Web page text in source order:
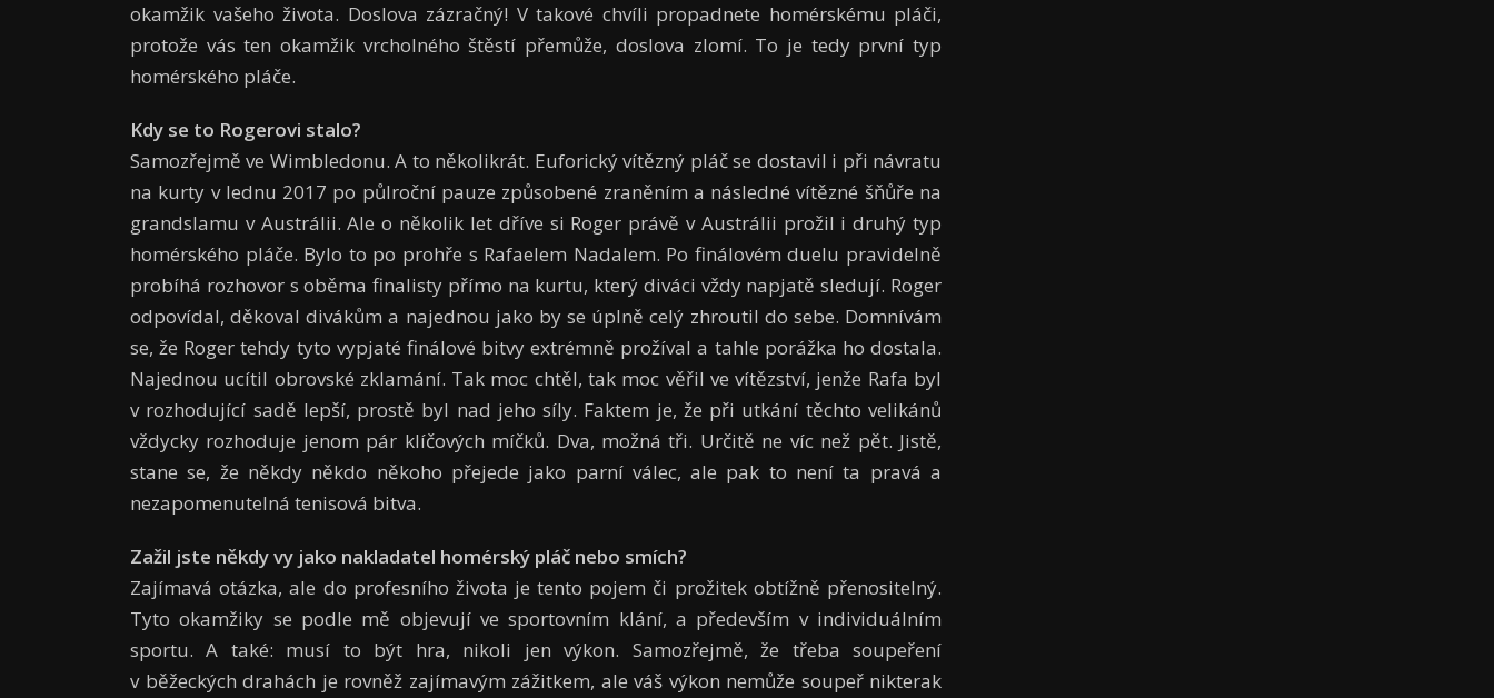
okamžik vašeho života. Doslova zázračný! V takové chvíli propadnete homérskému pláči,
protože vás ten okamžik vrcholného štěstí přemůže, doslova zlomí. To je tedy první typ
homérského pláče.
Kdy se to Rogerovi stalo?
Samozřejmě ve Wimbledonu. A to několikrát. Euforický vítězný pláč se dostavil i při návratu
na kurty v lednu 2017 po půlroční pauze způsobené zraněním a následné vítězné šňůře na
grandslamu v Austrálii. Ale o několik let dříve si Roger právě v Austrálii prožil i druhý typ
homérského pláče. Bylo to po prohře s Rafaelem Nadalem. Po finálovém duelu pravidelně
probíhá rozhovor s oběma finalisty přímo na kurtu, který diváci vždy napjatě sledují. Roger
odpovídal, děkoval divákům a najednou jako by se úplně celý zhroutil do sebe. Domnívám
se, že Roger tehdy tyto vypjaté finálové bitvy extrémně prožíval a tahle porážka ho dostala.
Najednou ucítil obrovské zklamání. Tak moc chtěl, tak moc věřil ve vítězství, jenže Rafa byl
v rozhodující sadě lepší, prostě byl nad jeho síly. Faktem je, že při utkání těchto velikánů
vždycky rozhoduje jenom pár klíčových míčků. Dva, možná tři. Určitě ne víc než pět. Jistě,
stane se, že někdy někdo někoho přejede jako parní válec, ale pak to není ta pravá a
nezapomenutelná tenisová bitva.
Zažil jste někdy vy jako nakladatel homérský pláč nebo smích?
Zajímavá otázka, ale do profesního života je tento pojem či prožitek obtížně přenositelný.
Tyto okamžiky se podle mě objevují ve sportovním klání, a především v individuálním
sportu. A také: musí to být hra, nikoli jen výkon. Samozřejmě, že třeba soupeření
v běžeckých drahách je rovněž zajímavým zážitkem, ale váš výkon nemůže soupeř nikterak